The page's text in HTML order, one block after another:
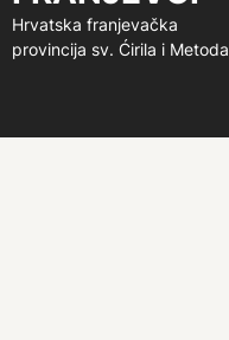
Hrvatska franjevačka
provincija sv. Ćirila i Metoda